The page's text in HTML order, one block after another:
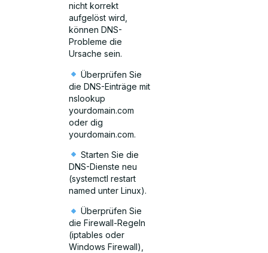
nicht korrekt
aufgelöst wird,
können DNS-
Probleme die
Ursache sein.
Überprüfen Sie
die DNS-Einträge mit
nslookup
yourdomain.com
oder dig
yourdomain.com.
Starten Sie die
DNS-Dienste neu
(systemctl restart
named unter Linux).
Überprüfen Sie
die Firewall-Regeln
(iptables oder
Windows Firewall),